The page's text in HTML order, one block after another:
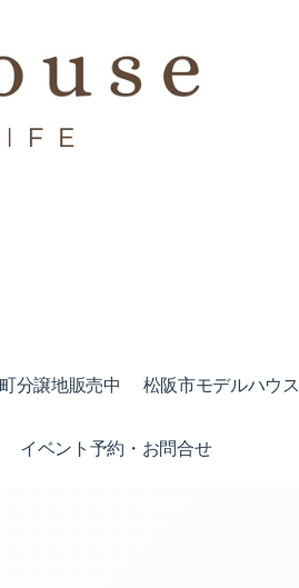
分譲地販売中 松阪市モデルハウス
イベント予約・お問合せ